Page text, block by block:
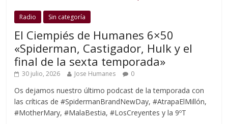
Radio Sin categoría
El Ciempiés de Humanes 6×50
«Spiderman, Castigador, Hulk y el
final de la sexta temporada»
30 julio, 2026 Jose Humanes 0
Os dejamos nuestro último podcast de la temporada con
las críticas de #SpidermanBrandNewDay, #AtrapaElMillón,
#MotherMary, #MalaBestia, #LosCreyentes y la 9ºT